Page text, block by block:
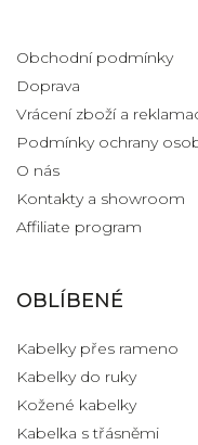
Obchodní podmínky
Doprava
Vrácení zboží a
Podmínky ochrany
O nás
Kontakty a showroom
Affiliate program
OBLÍBENÉ
Kabelky přes rameno
Kabelky do ruky
Kožené kabelky
Kabelka s třásněmi